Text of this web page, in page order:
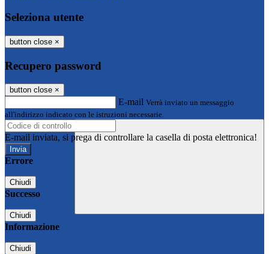
Seleziona utente
button close ×
Recupero password
button close ×
E-mail Verrà inviato un messaggio
all'indirizzo indicato con le istruzioni necessarie.
E-mail inviata, si prega di controllare la casella di posta elettronica!
Errore
Chiudi
Successo
Chiudi
Informazione
Chiudi